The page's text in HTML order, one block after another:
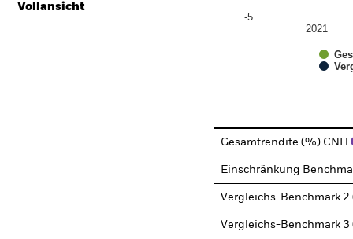
Vollansicht
2021
-5
Gesamtrendite (%) CNH
Einschränkung
Vergleichs-Benchmark
Vergleichs-Benchmark